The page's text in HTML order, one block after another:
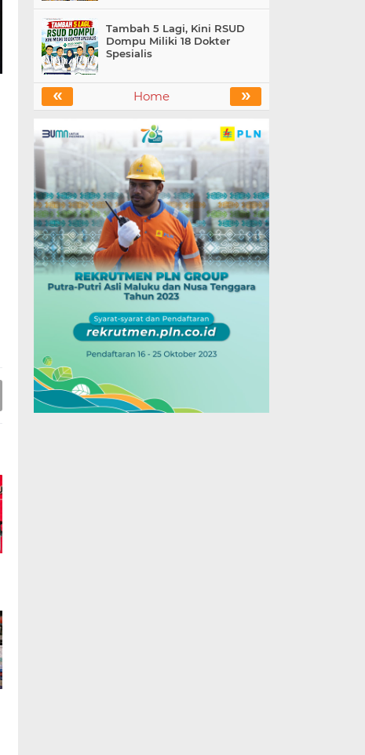
Tambah 5 Lagi, Kini RSUD
Dompu Miliki 18 Dokter
Spesialis
« »
Home